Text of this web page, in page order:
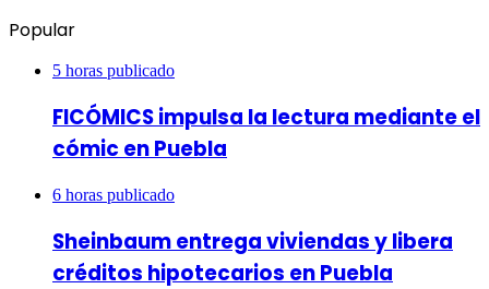
Popular
5 horas publicado
FICÓMICS impulsa la lectura mediante el
cómic en Puebla
6 horas publicado
Sheinbaum entrega viviendas y libera
créditos hipotecarios en Puebla